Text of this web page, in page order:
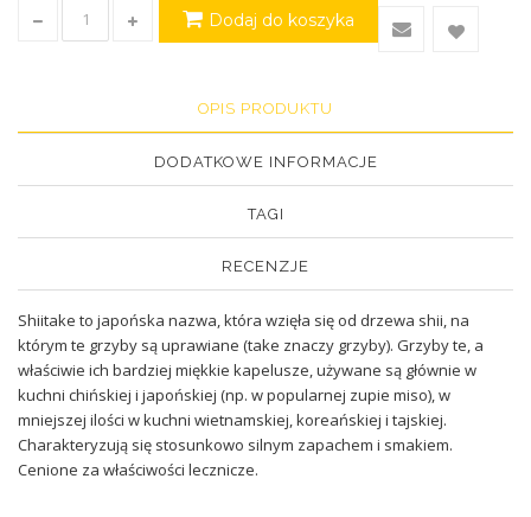
Dodaj do koszyka
OPIS PRODUKTU
DODATKOWE INFORMACJE
TAGI
RECENZJE
Shiitake to japońska nazwa, która wzięła się od drzewa shii, na
którym te grzyby są uprawiane (take znaczy grzyby). Grzyby te, a
właściwie ich bardziej miękkie kapelusze, używane są głównie w
kuchni chińskiej i japońskiej (np. w popularnej zupie miso), w
mniejszej ilości w kuchni wietnamskiej, koreańskiej i tajskiej.
Charakteryzują się stosunkowo silnym zapachem i smakiem.
Cenione za właściwości lecznicze.